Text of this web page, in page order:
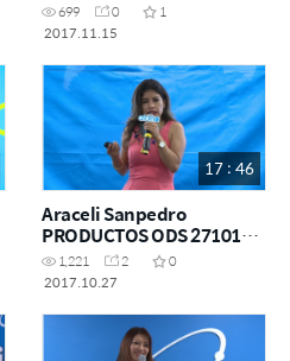
699 0
1
2017.11.15
17 : 46
Araceli Sanpedro
PRODUCTOS ODS 271017
Pebla
1,221 2
0
2017.10.27